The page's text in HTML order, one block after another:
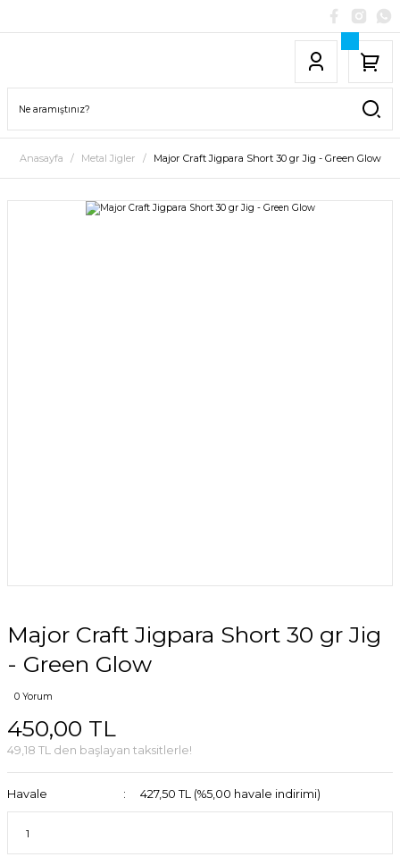
Anasayfa Metal Jigler Major Craft Jigpara Short 30 gr Jig - Green Glow
Major Craft Jigpara Short 30 gr Jig
- Green Glow
0 Yorum
450,00 TL
49,18 TL den başlayan taksitlerle!
Havale 427,50 TL (%5,00 havale indirimi)